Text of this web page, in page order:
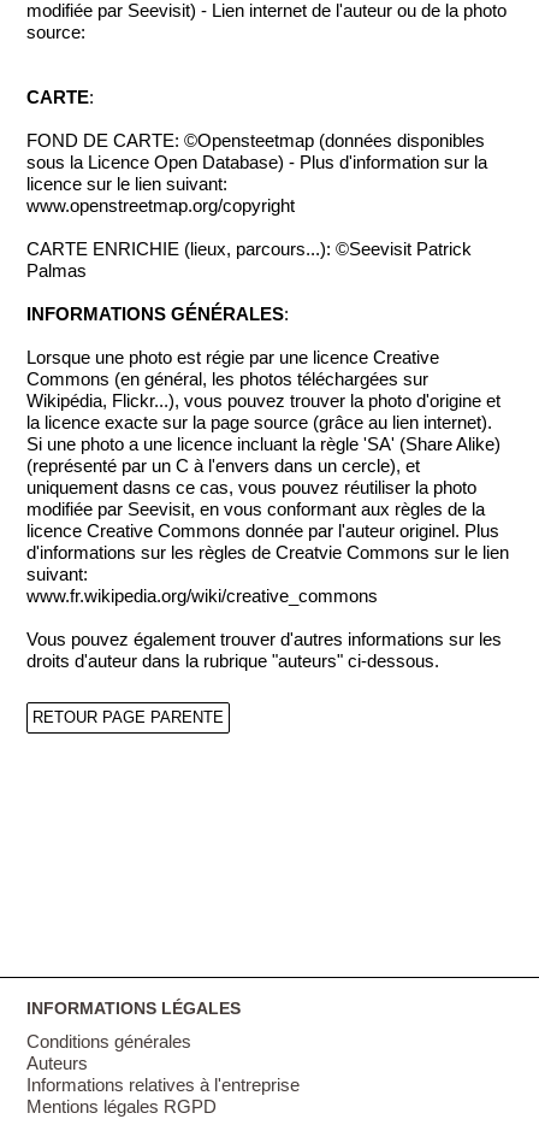
modifiée par Seevisit) - Lien internet de l'auteur ou de la photo
source:
CARTE:
FOND DE CARTE: ©Opensteetmap (données disponibles
sous la Licence Open Database) - Plus d'information sur la
licence sur le lien suivant:
www.openstreetmap.org/copyright
CARTE ENRICHIE (lieux, parcours...): ©Seevisit Patrick
Palmas
INFORMATIONS GÉNÉRALES:
Lorsque une photo est régie par une licence Creative
Commons (en général, les photos téléchargées sur
Wikipédia, Flickr...), vous pouvez trouver la photo d'origine et
la licence exacte sur la page source (grâce au lien internet).
Si une photo a une licence incluant la règle 'SA' (Share Alike)
(représenté par un C à l'envers dans un cercle), et
uniquement dasns ce cas, vous pouvez réutiliser la photo
modifiée par Seevisit, en vous conformant aux règles de la
licence Creative Commons donnée par l'auteur originel. Plus
d'informations sur les règles de Creatvie Commons sur le lien
suivant:
www.fr.wikipedia.org/wiki/creative_commons
Vous pouvez également trouver d'autres informations sur les
droits d'auteur dans la rubrique "auteurs" ci-dessous.
RETOUR PAGE PARENTE
INFORMATIONS LÉGALES
Conditions générales
Auteurs
Informations relatives à l'entreprise
Mentions légales RGPD